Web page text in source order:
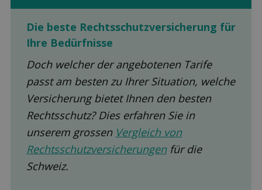
Die beste Rechts­schutz­versicherung für
Ihre Be­dürfnisse
Doch welcher der angebotenen Tarife
passt am besten zu Ihrer Situation, welche
Versicherung bietet Ihnen den besten
Rechtsschutz? Dies erfahren Sie in
unserem grossen Vergleich von
Rechtsschutzversicherungenfür die
Schweiz.